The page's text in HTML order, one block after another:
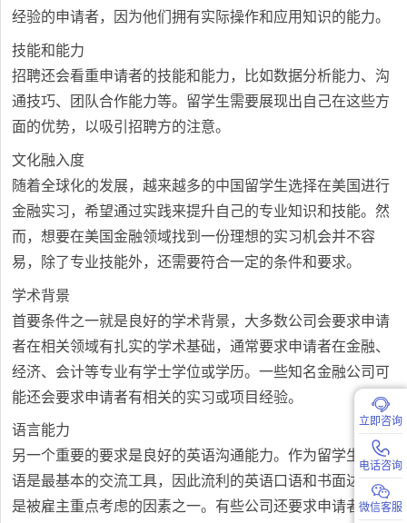
经验的申请者，因为他们拥有实际操作和应用知识的能力。
技能和能力
招聘还会看重申请者的技能和能力，比如数据分析能力、沟
通技巧、团队合作能力等。留学生需要展现出自己在这些方
面的优势，以吸引招聘方的注意。
文化融入度
随着全球化的发展，越来越多的中国留学生选择在美国进行
金融实习，希望通过实践来提升自己的专业知识和技能。然
而，想要在美国金融领域找到一份理想的实习机会并不容
易，除了专业技能外，还需要符合一定的条件和要求。
学术背景
首要条件之一就是良好的学术背景，大多数公司会要求申请
者在相关领域有扎实的学术基础，通常要求申请者在金融、
经济、会计等专业有学士学位或学历。一些知名金融公司可
能还会要求申请者有相关的实习或项目经验。
语言能力
另一个重要的要求是良好的英语沟通能力。作为留学生，英
语是最基本的交流工具，因此流利的英语口语和书面达能力
是被雇主重点考虑的因素之一。有些公司还要求申请者具备
立即咨询
电话咨询
微信客服